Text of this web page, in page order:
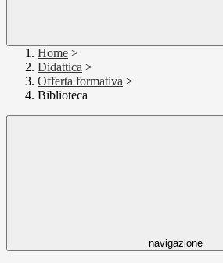
Home >
Didattica >
Offerta formativa >
Biblioteca
navigazione